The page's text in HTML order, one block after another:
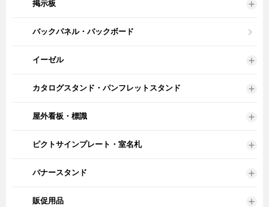
掲示板
バックパネル・バックボード
イーゼル
カタログスタンド・パンフレットスタンド
屋外看板・標識
ピクトサインプレート・室名札
バナースタンド
販促用品